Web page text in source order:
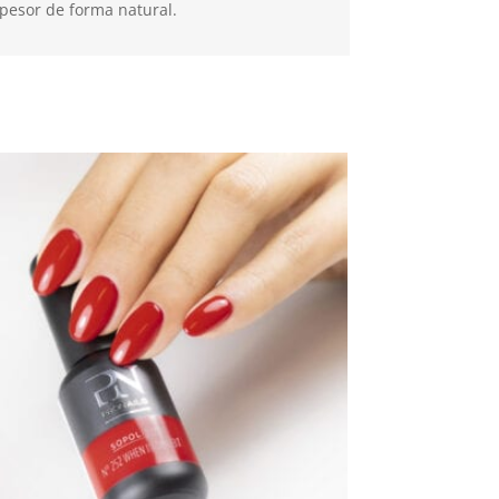
de forma natural.